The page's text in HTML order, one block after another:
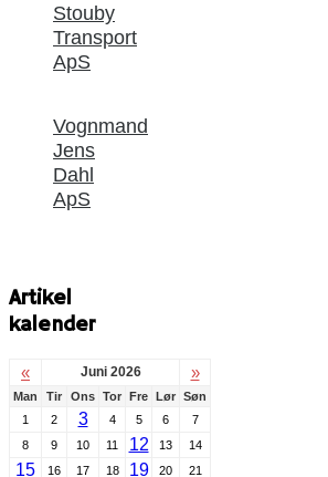
Stouby
Transport
ApS
Vognmand
Jens
Dahl
ApS
Artikel
kalender
« Juni 2026 »
Man Tir Ons Tor Fre Lør Søn
1
2 3 4 5 6
7
8
9 10 11 12 13 14
15 16 17 18 19 20 21